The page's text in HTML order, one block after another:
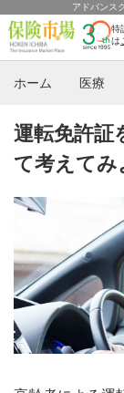
アドバンス
特
は
ホーム 医療
運転免許証
て考えてみ